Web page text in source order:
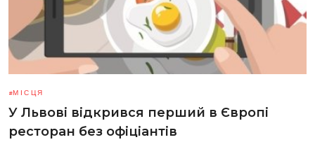
МІСЦЯ
У Львові відкрився перший в Європі
ресторан без офіціантів